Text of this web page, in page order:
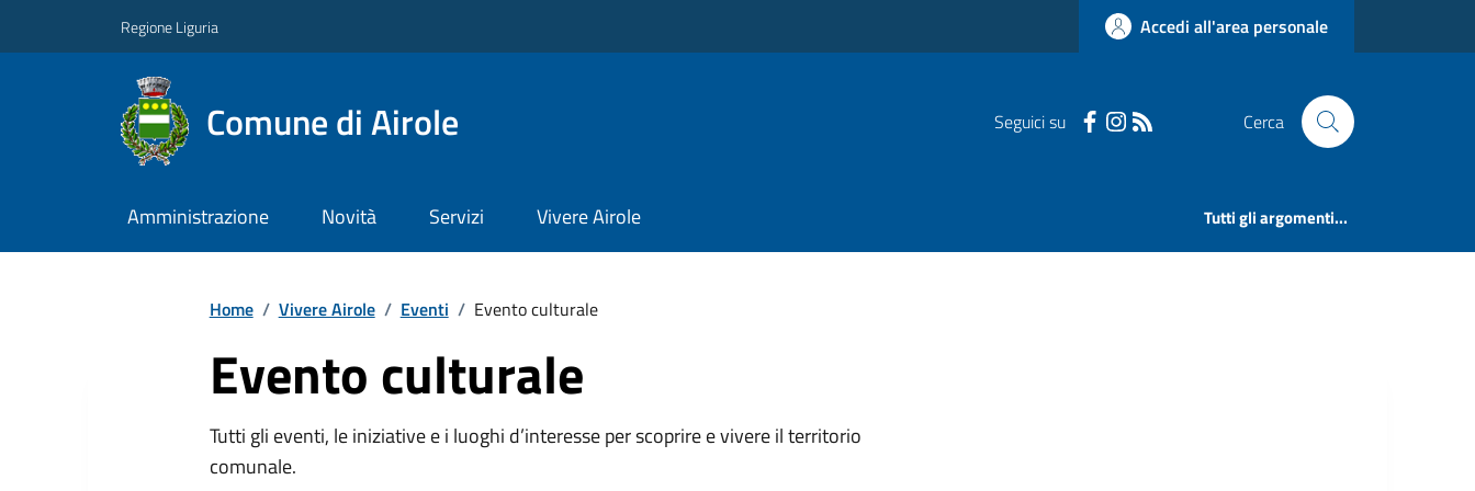
Regione Liguria Accedi all'area personale
Comune di Airole Seguici su Cerca
Amministrazione Novità Servizi Vivere Airole Tutti gli argomenti...
Home / Vivere Airole / Eventi / Evento culturale
Evento culturale
Tutti gli eventi, le iniziative e i luoghi d’interesse per scoprire e vivere il territorio
comunale.